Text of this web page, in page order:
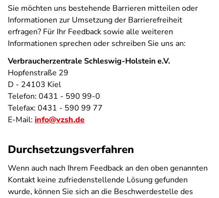
Sie möchten uns bestehende Barrieren mitteilen oder
Informationen zur Umsetzung der Barrierefreiheit
erfragen? Für Ihr Feedback sowie alle weiteren
Informationen sprechen oder schreiben Sie uns an:
Verbraucherzentrale Schleswig-Holstein e.V.
Hopfenstraße 29
D - 24103 Kiel
Telefon: 0431 - 590 99-0
Telefax: 0431 - 590 99 77
E-Mail: info@vzsh.de
Durchsetzungsverfahren
Wenn auch nach Ihrem Feedback an den oben genannten
Kontakt keine zufriedenstellende Lösung gefunden
wurde, können Sie sich an die Beschwerdestelle des